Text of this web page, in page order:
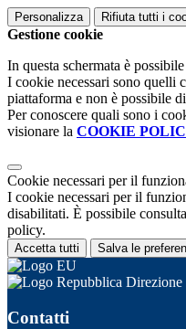
Personalizza Rifiuta tutti i
Gestione cookie
In questa schermata è
I cookie necessari sono quelli
piattaforma e non è possibile
Per conoscere quali sono i
visionare la COOKIE
Cookie necessari per il
I cookie necessari per il
disabilitati. È possibile
policy.
Accetta tutti Salva le
Contatti